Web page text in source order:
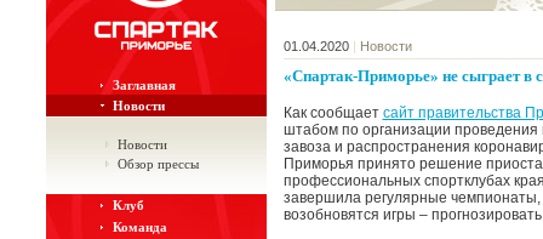
Заглавная
Новости
Новости
Обзор прессы
Клуб
Команда
01.04.2020 | Новости
«Спартак-Приморье» не сыграет в
Как сообщает сайт правительства
штабом по организации
завоза и распространения
Приморья принято решение
профессиональных спортклубах
завершила регулярные
возобновятся игры –